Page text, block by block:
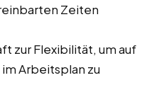
Zeiten
zur Flexibilität, um auf
Arbeitsplan zu